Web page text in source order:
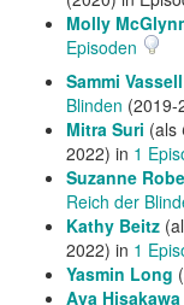
Molly
Episoden
Sammi Vassell
Blinden (2019-
Mitra Suri (als
2022) in 1
Suzanne
Reich der
Kathy Beitz
2022) in 1
Yasmin Long
Aya Hisakawa